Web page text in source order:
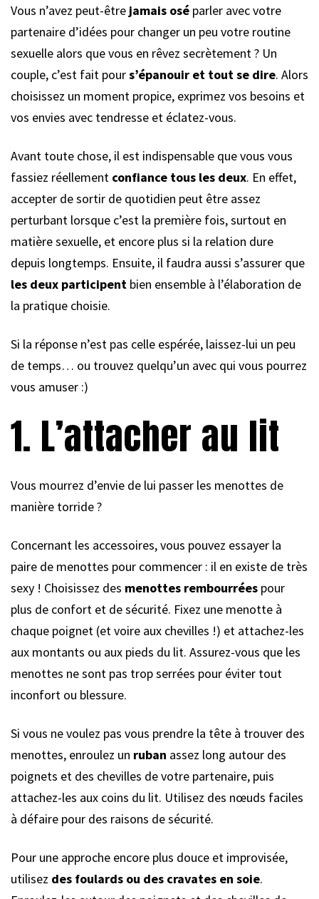
Vous n’avez peut-être jamais osé parler avec votre
partenaire d’idées pour changer un peu votre routine
sexuelle alors que vous en rêvez secrètement ? Un
couple, c’est fait pours’épanouir et tout se dire. Alors
choisissez un moment propice, exprimez vos besoins et
vos envies avec tendresse et éclatez-vous.
Avant toute chose, il est indispensable que vous vous
fassiez réellement confiance tous les deux. En effet,
accepter de sortir de quotidien peut être assez
perturbant lorsque c’est la première fois, surtout en
matière sexuelle, et encore plus si la relation dure
depuis longtemps. Ensuite, il faudra aussi s’assurer que
les deux participent bien ensemble à l’élaboration de
la pratique choisie.
Si la réponse n’est pas celle espérée, laissez-lui un peu
de temps… ou trouvez quelqu’un avec qui vous pourrez
vous amuser :)
1. L’attacher au lit
Vous mourrez d’envie de lui passer les menottes de
manière torride ?
Concernant les accessoires, vous pouvez essayer la
paire de menottes pour commencer : il en existe de très
sexy ! Choisissez des menottes rembourrées pour
plus de confort et de sécurité. Fixez une menotte à
chaque poignet (et voire aux chevilles !) et attachez-les
aux montants ou aux pieds du lit. Assurez-vous que les
menottes ne sont pas trop serrées pour éviter tout
inconfort ou blessure.
Si vous ne voulez pas vous prendre la tête à trouver des
menottes, enroulez un ruban assez long autour des
poignets et des chevilles de votre partenaire, puis
attachez-les aux coins du lit. Utilisez des nœuds faciles
à défaire pour des raisons de sécurité.
Pour une approche encore plus douce et improvisée,
utilisez des foulards ou des cravates en soie.